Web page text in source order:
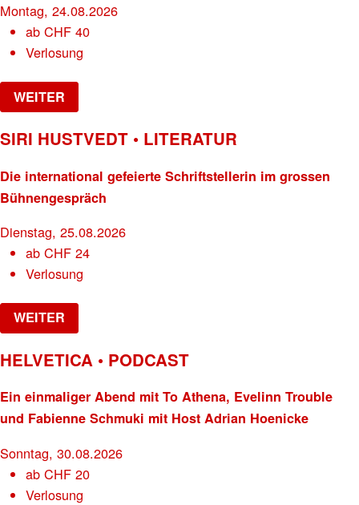
Montag, 24.08.2026
abCHF 40
Verlosung
WEITER
SIRI HUSTVEDT • LITERATUR
Die international gefeierte Schriftstellerin im grossen
Bühnengespräch
Dienstag, 25.08.2026
abCHF 24
Verlosung
WEITER
HELVETICA • PODCAST
Ein einmaliger Abend mit To Athena, Evelinn Trouble
und Fabienne Schmuki mit Host Adrian Hoenicke
Sonntag, 30.08.2026
abCHF 20
Verlosung